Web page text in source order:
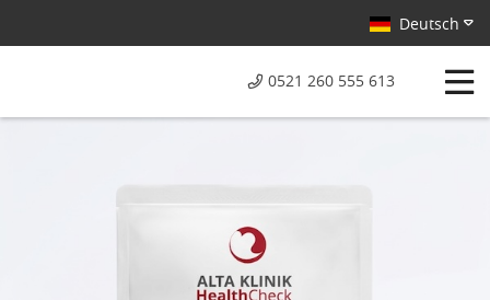
Deutsch
0521 260 555 613